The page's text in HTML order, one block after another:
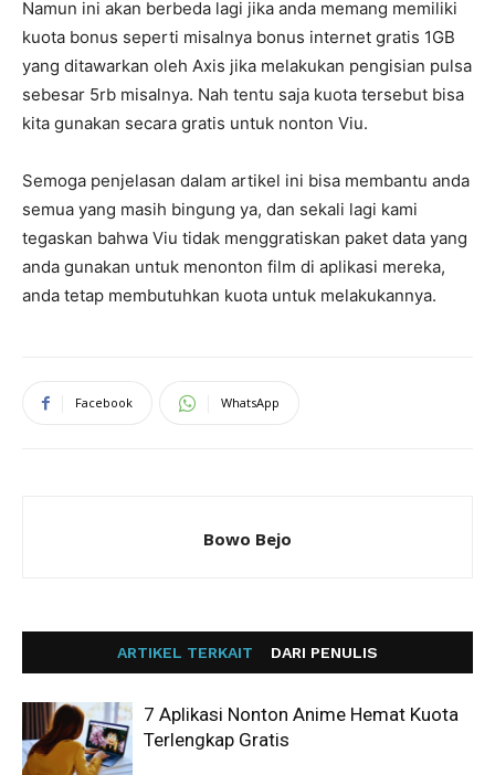
Namun ini akan berbeda lagi jika anda memang memiliki
kuota bonus seperti misalnya bonus internet gratis 1GB
yang ditawarkan oleh Axis jika melakukan pengisian pulsa
sebesar 5rb misalnya. Nah tentu saja kuota tersebut bisa
kita gunakan secara gratis untuk nonton Viu.
Semoga penjelasan dalam artikel ini bisa membantu anda
semua yang masih bingung ya, dan sekali lagi kami
tegaskan bahwa Viu tidak menggratiskan paket data yang
anda gunakan untuk menonton film di aplikasi mereka,
anda tetap membutuhkan kuota untuk melakukannya.
Facebook WhatsApp
Bowo Bejo
ARTIKEL TERKAIT DARI PENULIS
7 Aplikasi Nonton Anime Hemat Kuota
Terlengkap Gratis